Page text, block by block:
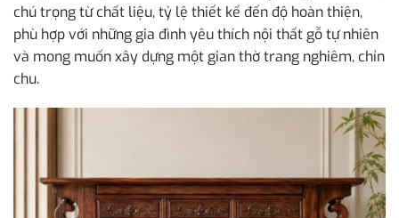
chú trọng từ chất liệu, tỷ lệ thiết kế đến độ hoàn thiện,
phù hợp với những gia đình yêu thích nội thất gỗ tự nhiên
và mong muốn xây dựng một gian thờ trang nghiêm, chỉn
chu.